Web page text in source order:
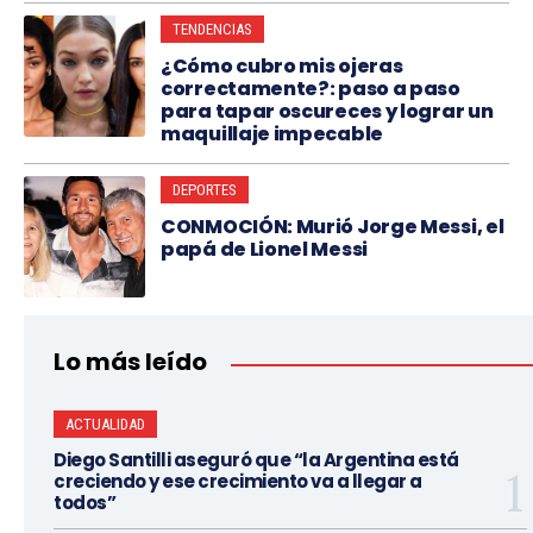
TENDENCIAS
¿Cómo cubro mis ojeras
correctamente?: paso a paso
para tapar oscureces y lograr un
maquillaje impecable
DEPORTES
CONMOCIÓN: Murió Jorge Messi, el
papá de Lionel Messi
Lo más leído
ACTUALIDAD
Diego Santilli aseguró que “la Argentina está
creciendo y ese crecimiento va a llegar a
todos”